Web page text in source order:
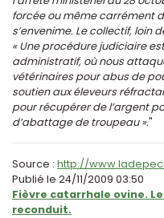
forcée ou même carrément
s’envenime. Le collectif, loin
« Une procédure judiciaire
administratif, où nous
vétérinaires pour abus de
soutien aux éleveurs
pour récupérer de l’argent
d’abattage de troupeau »."
Source : http://
Publié le 24/11/2009 03:50
Fièvre catarrhale ovine.
reconduit.